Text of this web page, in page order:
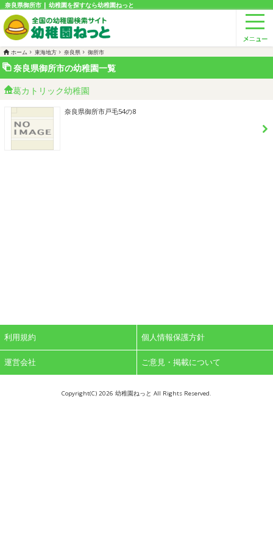
奈良県御所市 | 幼稚園を探すなら幼稚園ねっと
ホーム 東海地方 奈良県 御所市
奈良県御所市の幼稚園一覧
葛カトリック幼稚園
奈良県御所市戸毛54の8
利用規約 個人情報保護方針
運営会社 ご意見・掲載について
Copyright(C) 2026 幼稚園ねっと All Rights Reserved.